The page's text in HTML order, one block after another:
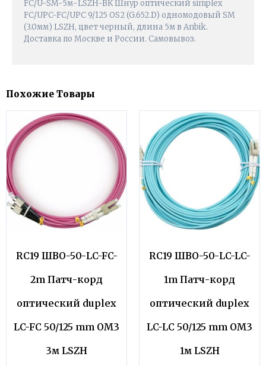
FC/U-SM-5м-LSZH-BK Шнур оптический simplex
FC/UPC-FC/UPC 9/125 OS2 (G.652.D) одномодовый SM
(3.0мм) LSZH, цвет черный, длина 5м в Anbik.
Доставка по Москве и России. Самовывоз.
Похожие Товары
RC19 ШВО-50-LC-FC-
2m Патч-корд
оптический duplex
LC-FC 50/125 mm OM3
3м LSZH
RC19 ШВО-50-LC-LC-
1m Патч-корд
оптический duplex
LC-LC 50/125 mm OM3
1м LSZH